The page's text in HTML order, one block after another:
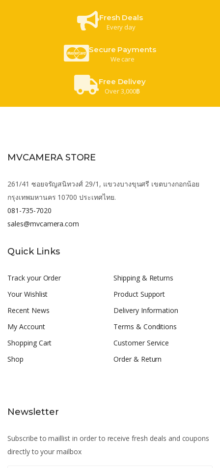
Fresh Deals
Every day
Secure Payments
We care
Free Delivey
Over 3,000฿
MVCAMERA STORE
261/41 ซอยจรัญสนิทวงศ์ 29/1, แขวงบางขุนศรี เขตบางกอกน้อย
กรุงเทพมหานคร 10700 ประเทศไทย.
081-735-7020
sales@mvcamera.com
Quick Links
Track your Order
Your Wishlist
Recent News
My Account
Shopping Cart
Shop
Shipping & Returns
Product Support
Delivery Information
Terms & Conditions
Customer Service
Order & Return
Newsletter
Subscribe to maillist in order to receive fresh deals and coupons
directly to your mailbox